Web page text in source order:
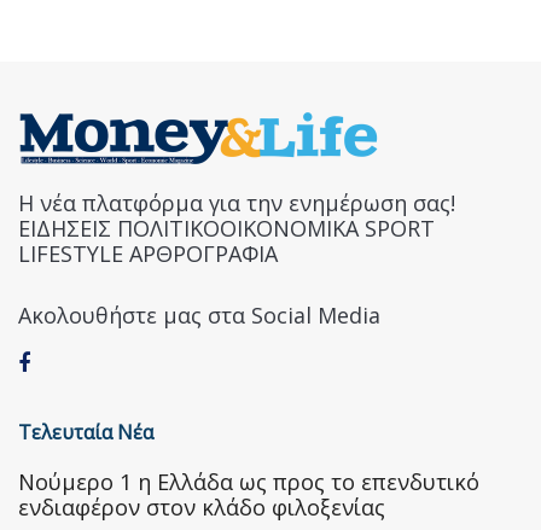
Η νέα πλατφόρμα για την ενημέρωση σας!
ΕΙΔΗΣΕΙΣ ΠΟΛΙΤΙΚΟΟΙΚΟΝΟΜΙΚΑ SPORT
LIFESTYLE ΑΡΘΡΟΓΡΑΦΙΑ
Ακολουθήστε μας στα Social Media
Τελευταία Νέα
Nούμερο 1 η Ελλάδα ως προς το επενδυτικό
ενδιαφέρον στον κλάδο φιλοξενίας